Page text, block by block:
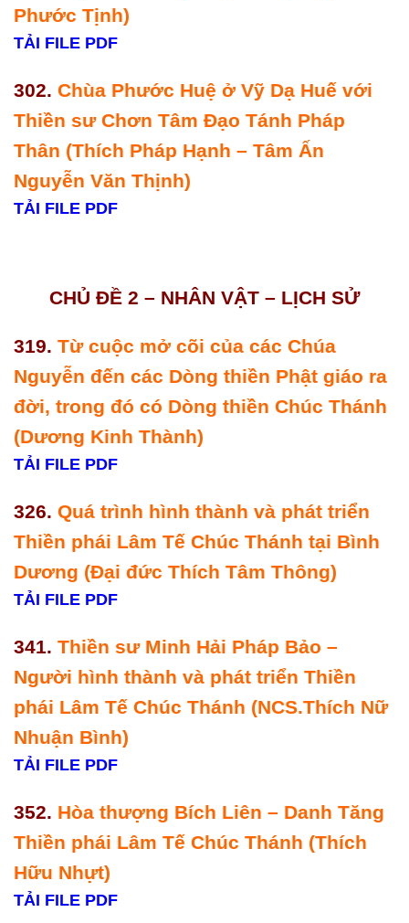
Phước Tịnh)
TẢI FILE PDF
302. Chùa Phước Huệ ở Vỹ Dạ Huế với
Thiền sư Chơn Tâm Đạo Tánh Pháp
Thân (Thích Pháp Hạnh – Tâm Ấn
Nguyễn Văn Thịnh)
TẢI FILE PDF
CHỦ ĐỀ 2 – NHÂN VẬT – LỊCH SỬ
319. Từ cuộc mở cõi của các Chúa
Nguyễn đến các Dòng thiền Phật giáo ra
đời, trong đó có Dòng thiền Chúc Thánh
(Dương Kinh Thành)
TẢI FILE PDF
326. Quá trình hình thành và phát triển
Thiền phái Lâm Tế Chúc Thánh tại Bình
Dương (Đại đức Thích Tâm Thông)
TẢI FILE PDF
341. Thiền sư Minh Hải Pháp Bảo –
Người hình thành và phát triển Thiền
phái Lâm Tế Chúc Thánh (NCS.Thích Nữ
Nhuận Bình)
TẢI FILE PDF
352. Hòa thượng Bích Liên – Danh Tăng
Thiền phái Lâm Tế Chúc Thánh (Thích
Hữu Nhựt)
TẢI FILE PDF